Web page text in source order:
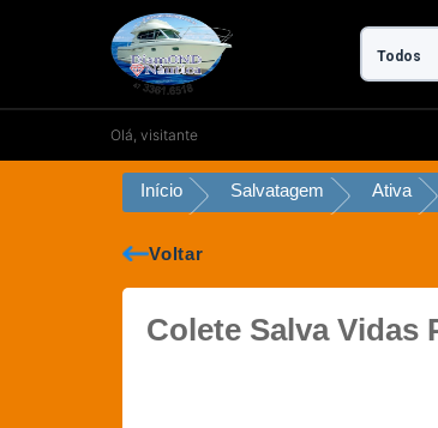
conteúdo
Olá, visitante
Início Salvatagem Ativa
Voltar
Colete Salva Vidas